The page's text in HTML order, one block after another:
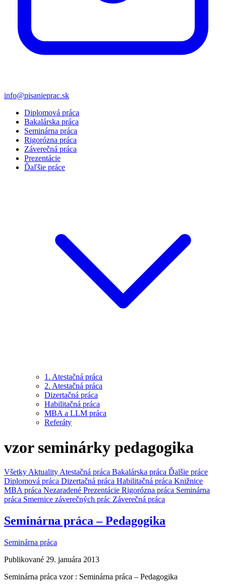
info@pisanieprac.sk
Diplomová práca
Bakalárska práca
Seminárna práca
Rigorózna práca
Záverečná práca
Prezentácie
Ďaľšie práce
1. Atestačná práca
2. Atestačná práca
Dizertačná práca
Habilitačná práca
MBA a LLM práca
Referáty
vzor seminárky pedagogika
Všetky Aktuality Atestačná práca Bakalárska práca Ďalšie práce
Diplomová práca Dizertačná práca Habilitačná práca Knižnice
MBA práca Nezaradené Prezentácie Rigorózna práca Seminárna
práca Smernice záverečných prác Záverečná práca
Seminárna práca – Pedagogika
Seminárna práca
Publikované 29. januára 2013
Seminárna práca vzor : Seminárna práca – Pedagogika